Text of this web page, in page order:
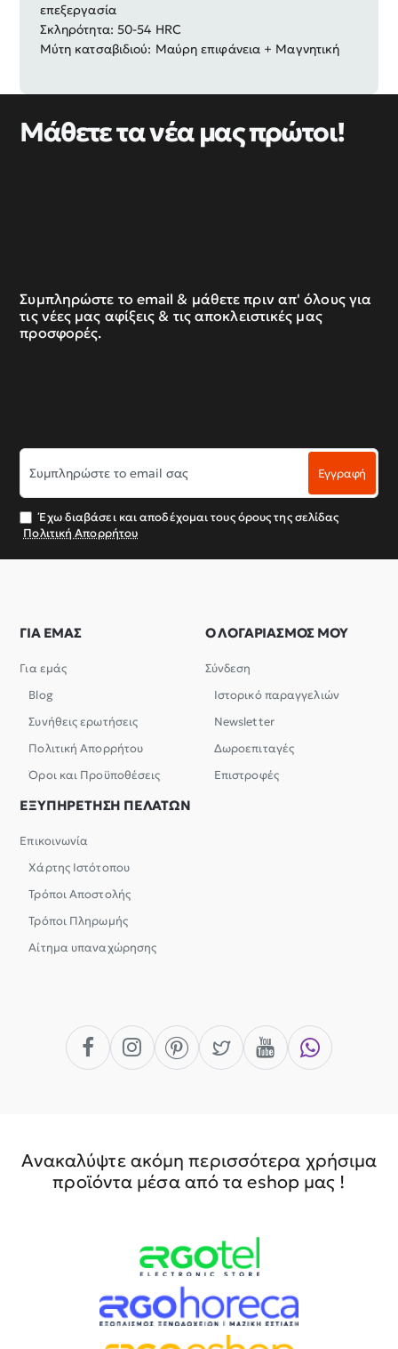
επεξεργασία
Σκληρότητα: 50-54 HRC
Μύτη κατσαβιδιού: Μαύρη επιφάνεια + Μαγνητική
Μάθετε τα νέα μας πρώτοι!
Συμπληρώστε το email & μάθετε πριν απ' όλους για
τις νέες μας αφίξεις & τις αποκλειστικές μας
προσφορές.
Συμπληρώστε
το
email
σας
Εγγραφή
Έχω διαβάσει και αποδέχομαι τους όρους της σελίδας
Πολιτική Απορρήτου
ΓΙΑ ΕΜΑΣ
Για εμάς
Blog
Συνήθεις ερωτήσεις
Πολιτική Απορρήτου
Όροι και Προϋποθέσεις
Ο ΛΟΓΑΡΙΑΣΜΟΣ ΜΟΥ
Σύνδεση
Ιστορικό παραγγελιών
Newsletter
Δωροεπιταγές
Επιστροφές
ΕΞΥΠΗΡΕΤΗΣΗ ΠΕΛΑΤΩΝ
Επικοινωνία
Χάρτης Ιστότοπου
Τρόποι Αποστολής
Τρόποι Πληρωμής
Αίτημα υπαναχώρησης
Ανακαλύψτε ακόμη περισσότερα χρήσιμα
προϊόντα μέσα από τα eshop μας !